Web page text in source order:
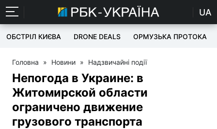
UA
ОБСТРІЛ КИЄВА DRONE DEALS ОРМУЗЬКА ПРОТОКА
Головна » Новини » Надзвичайні події
Непогода в Украине: в
Житомирской области
ограничено движение
грузового транспорта